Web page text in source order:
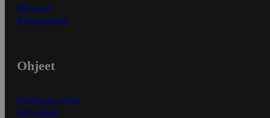
Myymälät
Asiakaspalvelu
Ohjeet
Ensitilaajan ohjeet
Näin maksat